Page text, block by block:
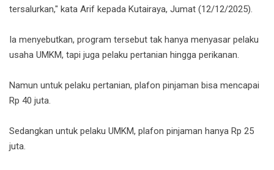
tersalurkan," kata Arif kepada Kutairaya, Jumat (12/12/2025).
Ia menyebutkan, program tersebut tak hanya menyasar pelaku
usaha UMKM, tapi juga pelaku pertanian hingga perikanan.
Namun untuk pelaku pertanian, plafon pinjaman bisa mencapai
Rp 40 juta.
Sedangkan untuk pelaku UMKM, plafon pinjaman hanya Rp 25
juta.